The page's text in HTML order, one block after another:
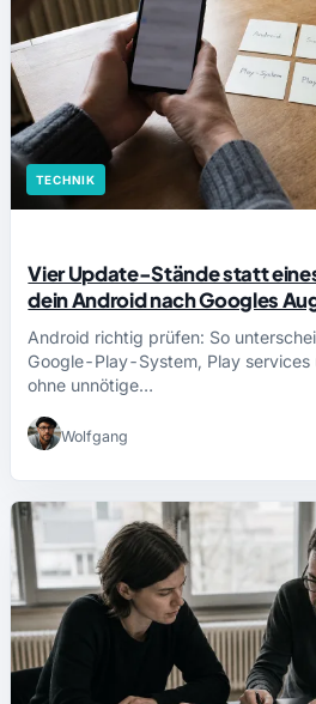
TECHNIK
Vier Update-Stände statt
dein Android nach Googles
Android richtig prüfen: So
Google-Play-System, Play services
ohne unnötige…
Wolfgang